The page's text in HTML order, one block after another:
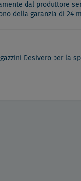
dal produttore
della garanzia di 24
Desivero per la